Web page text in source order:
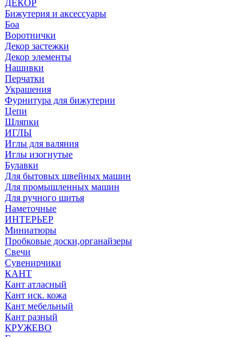
ДЕКОР
Бижутерия и аксессуары
Боа
Воротнички
Декор застежки
Декор элементы
Нашивки
Перчатки
Украшения
Фурнитура для бижутерии
Цепи
Шляпки
ИГЛЫ
Иглы для валяния
Иглы изогнутые
Булавки
Для бытовых швейных машин
Для промышленных машин
Для ручного шитья
Наметочные
ИНТЕРЬЕР
Миниатюры
Пробковые доски,органайзеры
Свечи
Сувенирчики
КАНТ
Кант атласный
Кант иск. кожа
Кант мебельный
Кант разный
КРУЖЕВО